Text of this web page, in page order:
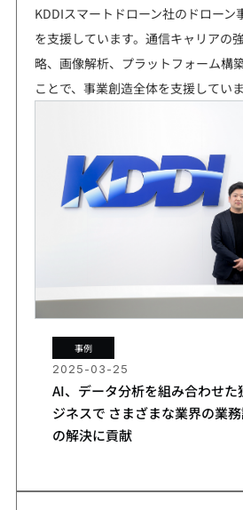
KDDIスマートドローン社のドローン
を支援しています。通信キャリアの
略、画像解析、プラットフォーム構
ことで、事業創造全体を支援していま
事例
2025-03-25
AI、データ分析を組み合わせた
ジネスで さまざまな業界の業
の解決に貢献